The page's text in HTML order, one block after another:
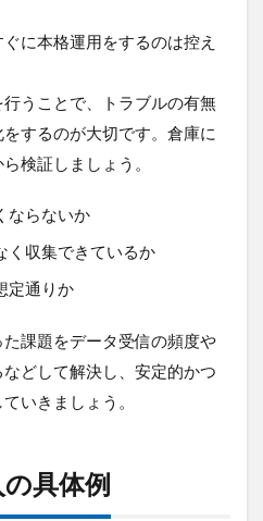
に本格運用をするのは控え
うことで、トラブルの有無
するのが大切です。倉庫に
検証しましょう。
ならないか
く収集できているか
定通りか
課題をデータ受信の頻度や
どして解決し、安定的かつ
いきましょう。
具体例